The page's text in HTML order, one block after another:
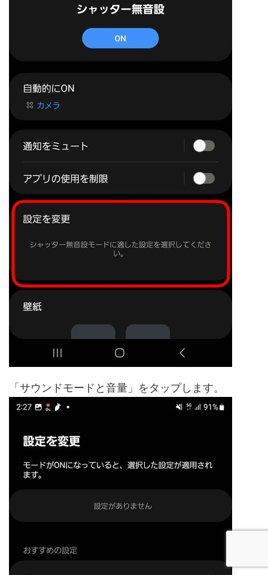
「サウンドモードと音量」をタップします。